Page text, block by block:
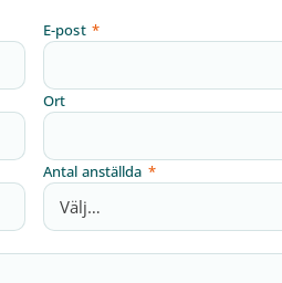
E-post *
Ort
Antal anställda *